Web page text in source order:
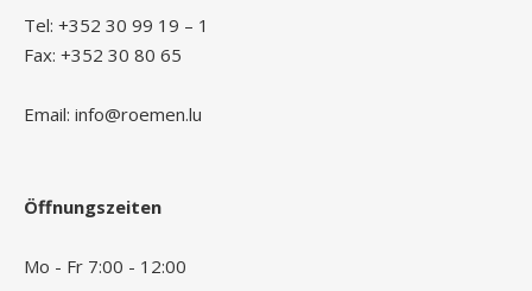
Tel: +352 30 99 19 – 1
Fax: +352 30 80 65
Email: info@roemen.lu
Öffnungszeiten
Mo - Fr 7:00 - 12:00